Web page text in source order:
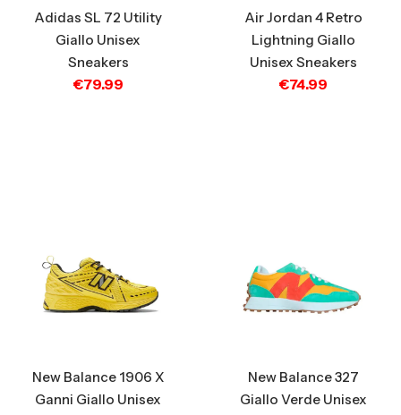
Adidas SL 72 Utility
Giallo Unisex
Sneakers
€79.99
Air Jordan 4 Retro
Lightning Giallo
Unisex Sneakers
€74.99
New Balance 1906 X
Ganni Giallo Unisex
New Balance 327
Giallo Verde Unisex